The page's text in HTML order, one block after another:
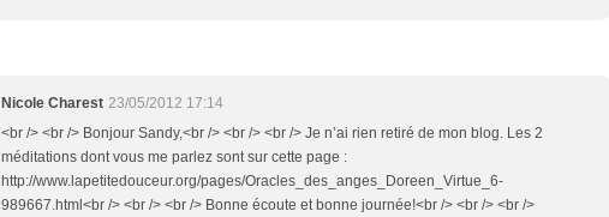
Nicole Charest 23/05/2012 17:14
<br /> <br /> Bonjour Sandy,<br /> <br /> <br /> Je n’ai rien retiré de mon blog. Les 2
méditations dont vous me parlez sont sur cette page :
http://www.lapetitedouceur.org/pages/Oracles_des_anges_Doreen_Virtue_6-
989667.html<br /> <br /> <br /> Bonne écoute et bonne journée!<br /> <br /> <br />